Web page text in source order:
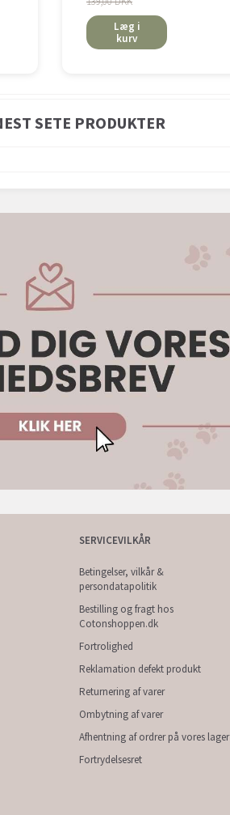
Læg i
kurv
SETE PRODUKTER
SERVICEVILKÅR
Betingelser, vilkår &
persondatapolitik
Bestilling og fragt hos
Cotonshoppen.dk
Fortrolighed
Reklamation defekt produkt
Returnering af varer
Ombytning af varer
Afhentning af ordrer på vores lager
Fortrydelsesret